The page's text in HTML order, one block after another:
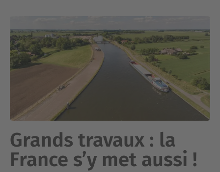
Grands travaux : la
France s’y met aussi !